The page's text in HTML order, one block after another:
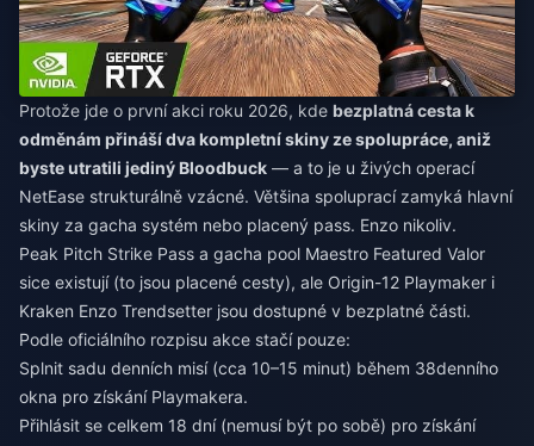
Protože jde o první akci roku 2026, kde bezplatná cesta k
odměnám přináší dva kompletní skiny ze spolupráce, aniž
byste utratili jediný Bloodbuck — a to je u živých operací
NetEase strukturálně vzácné. Většina spoluprací zamyká hlavní
skiny za gacha systém nebo placený pass. Enzo nikoliv.
Peak Pitch Strike Pass a gacha pool Maestro Featured Valor
sice existují (to jsou placené cesty), ale Origin-12 Playmaker i
Kraken Enzo Trendsetter jsou dostupné v bezplatné části.
Podle oficiálního rozpisu akce stačí pouze:
Splnit sadu denních misí (cca 10–15 minut) během 38denního
okna pro získání Playmakera.
Přihlásit se celkem 18 dní (nemusí být po sobě) pro získání